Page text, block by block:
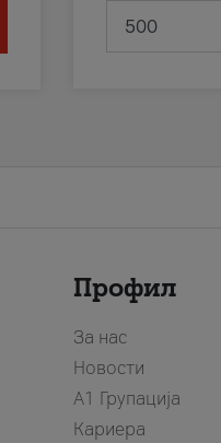
Профил
За нас
Новости
А1 Групација
Кариера